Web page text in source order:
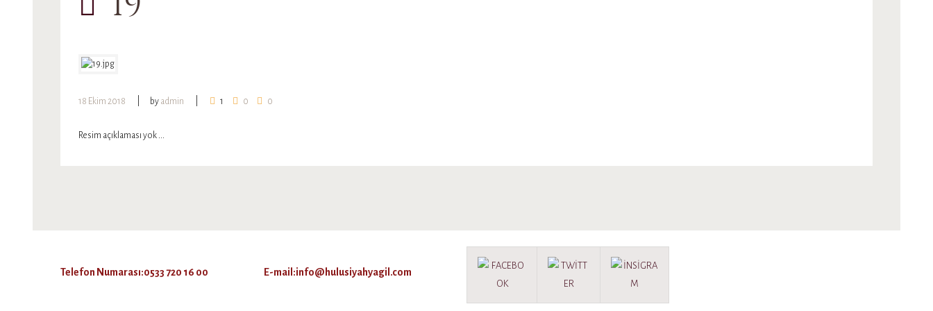
18 Ekim 2018 by admin 1 0 0
Resim açıklaması yok ...
Telefon Numarası:0533 720 16 00 E-mail:info@hulusiyahyagil.com